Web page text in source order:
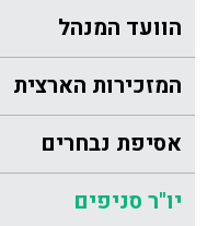
הוועד המנהל
המזכירות הארצית
אסיפת נבחרים
יו"ר סניפים